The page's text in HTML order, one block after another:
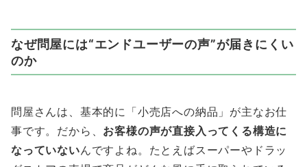
なぜ問屋には“エンドユーザーの声”が届きにくい
のか
問屋さんは、基本的に「小売店への納品」が主なお仕
事です。だから、 お客様の声が直接入ってくる構造に
なっていないんですよね。たとえばスーパーやドラッ